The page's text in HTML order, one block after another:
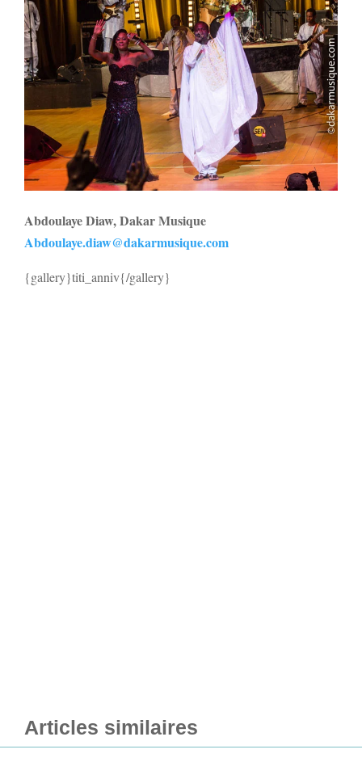
Abdoulaye Diaw, Dakar Musique
Abdoulaye.diaw@dakarmusique.com
{gallery}titi_anniv{/gallery}
Articles similaires